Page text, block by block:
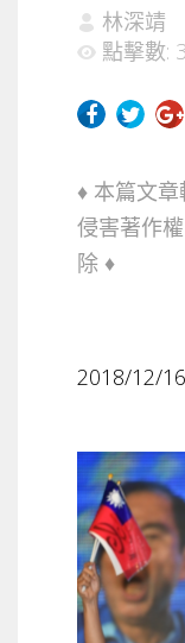
林深靖
點擊數:
♦ 本篇文
侵害著作
除 ♦
2018/12/16